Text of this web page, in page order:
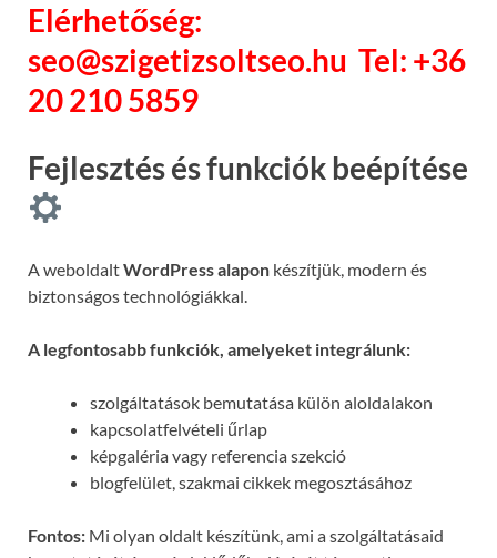
Elérhetőség:
seo@szigetizsoltseo.hu Tel: +36
20 210 5859
Fejlesztés és funkciók beépítése
A weboldaltWordPress alapon készítjük, modern és
biztonságos technológiákkal.
A legfontosabb funkciók, amelyeket integrálunk:
szolgáltatások bemutatása külön aloldalakon
kapcsolatfelvételi űrlap
képgaléria vagy referencia szekció
blogfelület, szakmai cikkek megosztásához
Fontos: Mi olyan oldalt készítünk, ami a szolgáltatásaid